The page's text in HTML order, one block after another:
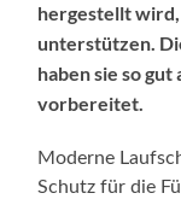
hergestellt
unterstützen.
haben sie so
vorbereitet.
Moderne
Schutz für die